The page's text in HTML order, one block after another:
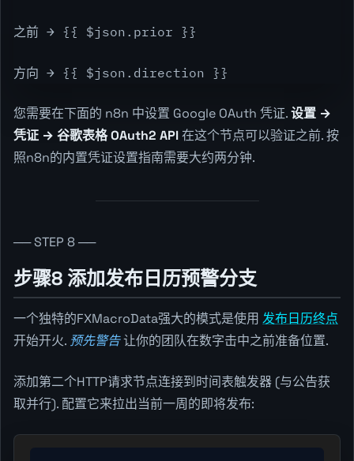
之前 → {{ $json.prior }}
方向 → {{ $json.direction }}
您需要在下面的 n8n 中设置 Google OAuth 凭证.设置 →
凭证 → 谷歌表格 OAuth2 API在这个节点可以验证之前. 按
照n8n的内置凭证设置指南需要大约两分钟.
── STEP 8 ──
步骤8 添加发布日历预警分支
一个独特的FXMacroData强大的模式是使用 发布日历终点
开始开火. 预先警告让你的团队在数字击中之前准备位置.
添加第二个HTTP请求节点连接到时间表触发器 (与公告获
取并行). 配置它来拉出当前一周的即将发布: